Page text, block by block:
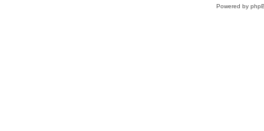
Powered by